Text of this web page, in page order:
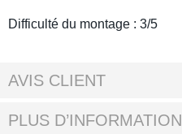
Difficulté du montage : 3/5
AVIS CLIENT
PLUS D’INFORMATION